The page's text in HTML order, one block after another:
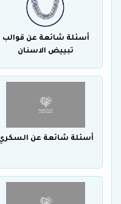
أسئلة شائعة عن قوالب
تبييض الاسنان
أسئلة شائعة عن